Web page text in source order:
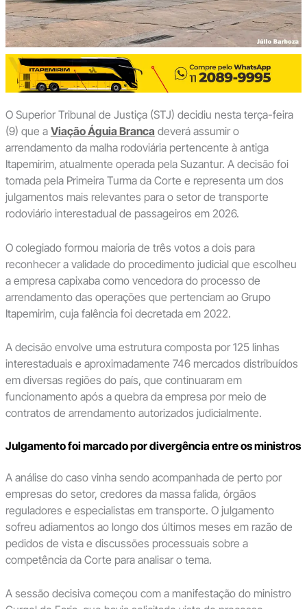
O Superior Tribunal de Justiça (STJ) decidiu nesta terça-feira
(9) que a Viação Águia Branca deverá assumir o
arrendamento da malha rodoviária pertencente à antiga
Itapemirim, atualmente operada pela Suzantur. A decisão foi
tomada pela Primeira Turma da Corte e representa um dos
julgamentos mais relevantes para o setor de transporte
rodoviário interestadual de passageiros em 2026.
O colegiado formou maioria de três votos a dois para
reconhecer a validade do procedimento judicial que escolheu
a empresa capixaba como vencedora do processo de
arrendamento das operações que pertenciam ao Grupo
Itapemirim, cuja falência foi decretada em 2022.
A decisão envolve uma estrutura composta por 125 linhas
interestaduais e aproximadamente 746 mercados distribuídos
em diversas regiões do país, que continuaram em
funcionamento após a quebra da empresa por meio de
contratos de arrendamento autorizados judicialmente.
Julgamento foi marcado por divergência entre os ministros
A análise do caso vinha sendo acompanhada de perto por
empresas do setor, credores da massa falida, órgãos
reguladores e especialistas em transporte. O julgamento
sofreu adiamentos ao longo dos últimos meses em razão de
pedidos de vista e discussões processuais sobre a
competência da Corte para analisar o tema.
A sessão decisiva começou com a manifestação do ministro